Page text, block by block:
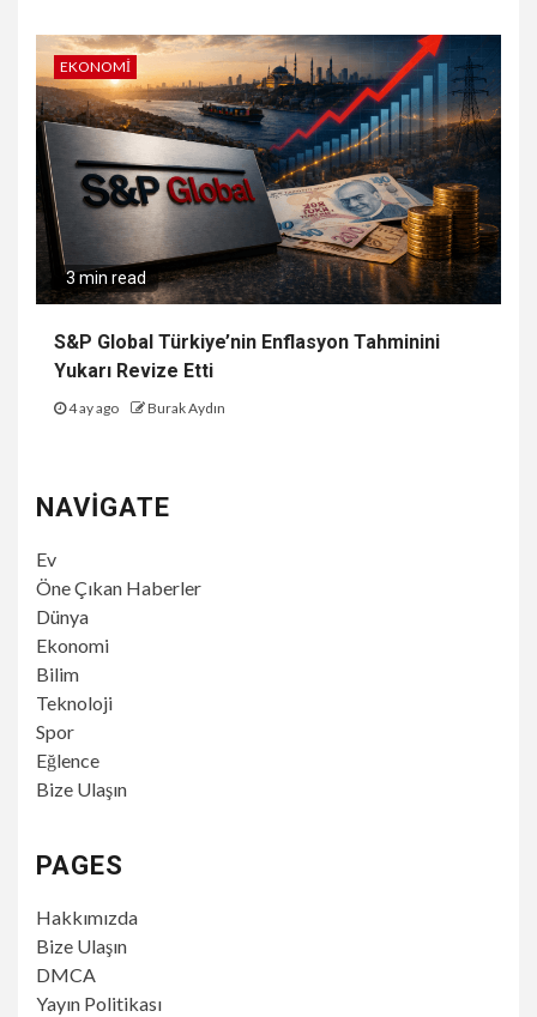
EKONOMI
3 min read
S&P Global Türkiye’nin Enflasyon Tahminini
Yukarı Revize Etti
4 ay ago Burak Aydın
NAVIGATE
Ev
Öne Çıkan Haberler
Dünya
Ekonomi
Bilim
Teknoloji
Spor
Eğlence
Bize Ulaşın
PAGES
Hakkımızda
Bize Ulaşın
DMCA
Yayın Politikası